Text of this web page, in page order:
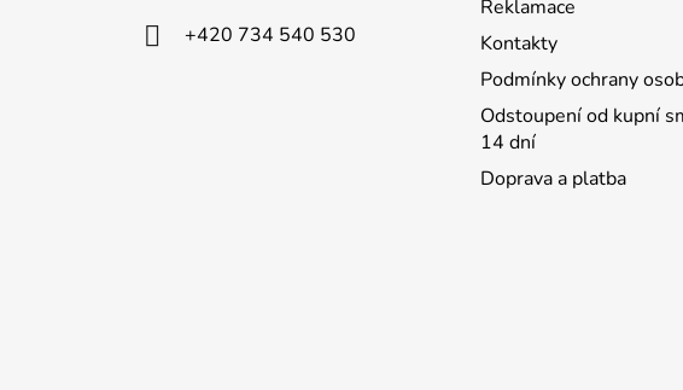
+420 734 540 530
Reklamace
Kontakty
Podmínky ochrany
Odstoupení od kupní
14 dní
Doprava a platba